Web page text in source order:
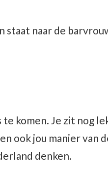
staat naar de
komen. Je zit nog
ook jou manier van
denken.